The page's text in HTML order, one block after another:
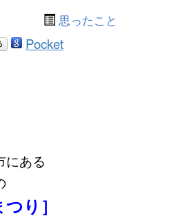
思ったこと
Pocket
にある
り］